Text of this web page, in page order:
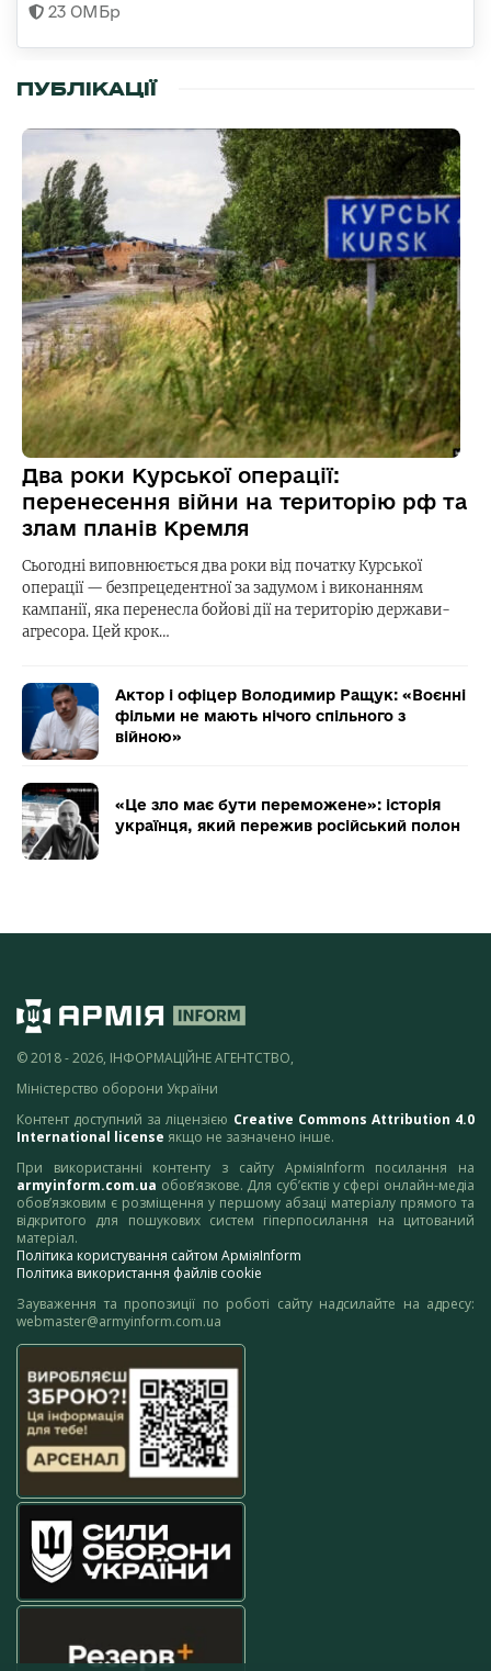
23 ОМБр
ПУБЛІКАЦІЇ
Два роки Курської операції:
перенесення війни на територію рф та
злам планів Кремля
Сьогодні виповнюється два роки від початку Курської
операції — безпрецедентної за задумом і виконанням
кампанії, яка перенесла бойові дії на територію держави-
агресора. Цей крок…
Актор і офіцер Володимир Ращук: «Воєнні
фільми не мають нічого спільного з
війною»
«Це зло має бути переможене»: історія
українця, який пережив російський полон
© 2018 - 2026, ІНФОРМАЦІЙНЕ АГЕНТСТВО,
Міністерство оборони України
Контент доступний за ліцензією Creative Commons Attribution 4.0
International license якщо не зазначено інше.
При використанні контенту з сайту АрміяInform посилання на
armyinform.com.ua обов’язкове. Для суб’єктів у сфері онлайн-медіа
обов’язковим є розміщення у першому абзаці матеріалу прямого та
відкритого для пошукових систем гіперпосилання на цитований
матеріал.
Політика користування сайтом АрміяInform
Політика використання файлів cookie
Зауваження та пропозиції по роботі сайту надсилайте на адресу:
webmaster@armyinform.com.ua